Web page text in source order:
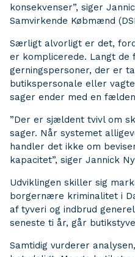
konsekvenser”, siger
Samvirkende Købmænd
Særligt alvorligt er det,
er komplicerede. Langt de
gerningspersoner, der er
butikspersonale eller
sager ender med en
”Der er sjældent tvivl om
sager. Når systemet
handler det ikke om
kapacitet”, siger Jannick
Udviklingen skiller sig
borgernære kriminalitet i
af tyveri og indbrud
seneste ti år, går
Samtidig vurderer